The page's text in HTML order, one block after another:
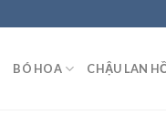
BÓ HOA CHẬU LAN